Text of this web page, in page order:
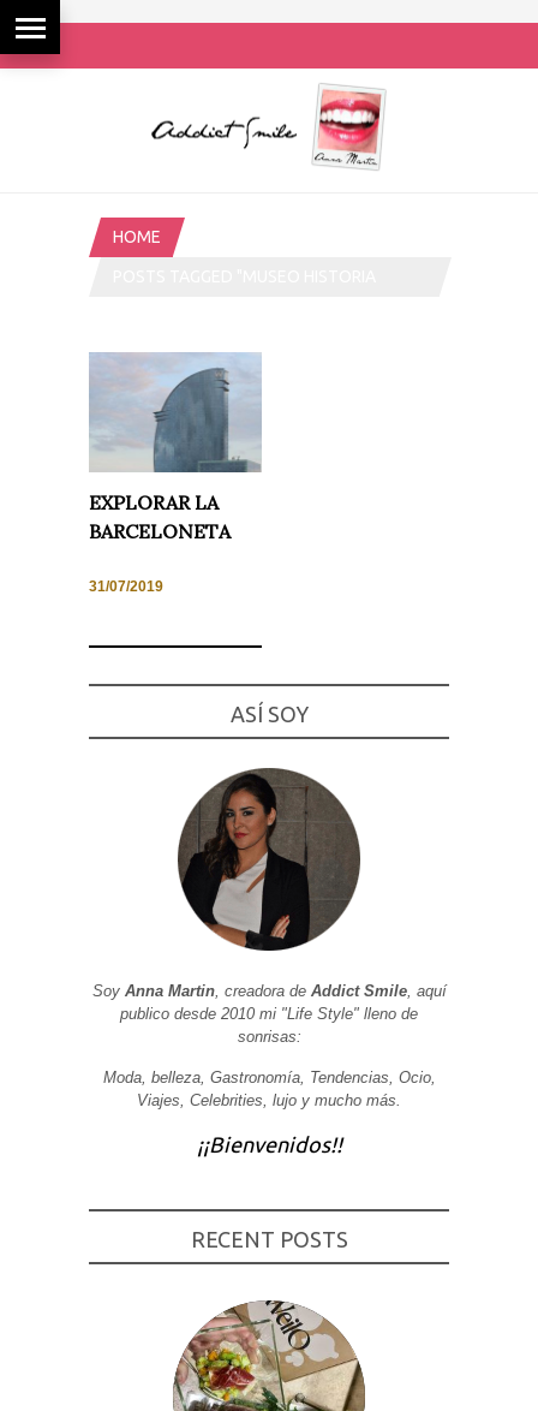
HOME
EXPLORAR LA
BARCELONETA
31/07/2019
ASÍ SOY
Soy Anna Martin, creadora de Addict Smile, aquí
publico desde 2010 mi "Life Style" lleno de
sonrisas:
Moda, belleza, Gastronomía, Tendencias, Ocio,
Viajes, Celebrities, lujo y mucho más.
¡¡Bienvenidos!!
RECENT POSTS
cookies no
base a cómo
visita. Si
algunas